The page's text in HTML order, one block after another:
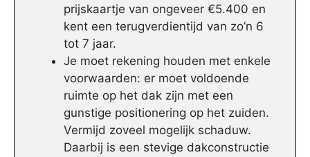
prijskaartje van ongeveer €5.400 en
kent een terugverdientijd van zo’n 6
tot 7 jaar.
Je moet rekening houden met enkele
voorwaarden: er moet voldoende
ruimte op het dak zijn met een
gunstige positionering op het zuiden.
Vermijd zoveel mogelijk schaduw.
Daarbij is een stevige dakconstructie